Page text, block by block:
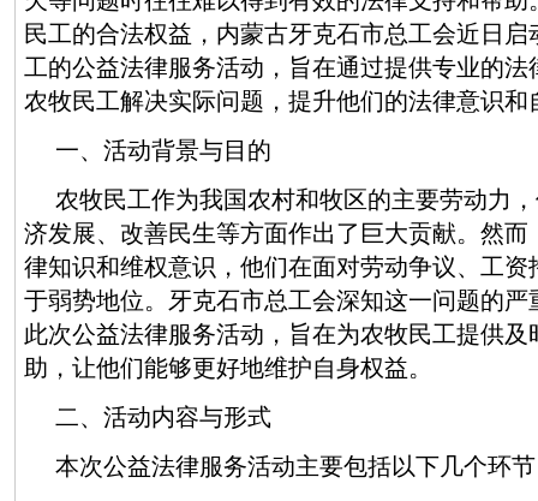
民工的合法权益，内蒙古牙克石市总工会近日
工的公益法律服务活动，旨在通过提供专业的法
农牧民工解决实际问题，提升他们的法律意识和
一、活动背景与目的
农牧民工作为我国农村和牧区的主要劳动力
济发展、改善民生等方面作出了巨大贡献。然而
律知识和维权意识，他们在面对劳动争议、工资
于弱势地位。牙克石市总工会深知这一问题的严
此次公益法律服务活动，旨在为农牧民工提供及
助，让他们能够更好地维护自身权益。
二、活动内容与形式
本次公益法律服务活动主要包括以下几个环